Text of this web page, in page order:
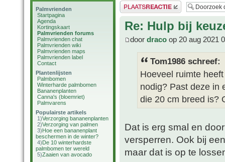
Palmvrienden
Startpagina
Agenda
Kortingskaart
Palmvrienden forums
Palmvrienden chat
Palmvrienden wiki
Palmvrienden maps
Palmvrienden label
Contact
Plantenlijsten
Palmbomen
Winterharde palmbomen
Bananenplanten
Canna's (bloemriet)
Palmvarens
Populairste artikels
1)Verzorging bananenplanten
2)Verzorging van palmen
3)Hoe een bananenplant
beschermen in de winter?
4)De 10 winterhardste
palmbomen ter wereld
5)Zaaien van avocado
Plaats een reactie
Re: Hulp bij
door draco op 20 aug 2021
Tom1986 schreef:
Hoeveel ruimte
nodig? Past deze in
die 20 cm breed is?
Dat is erg smal en
versperren. Ook bij
maar dat is op te